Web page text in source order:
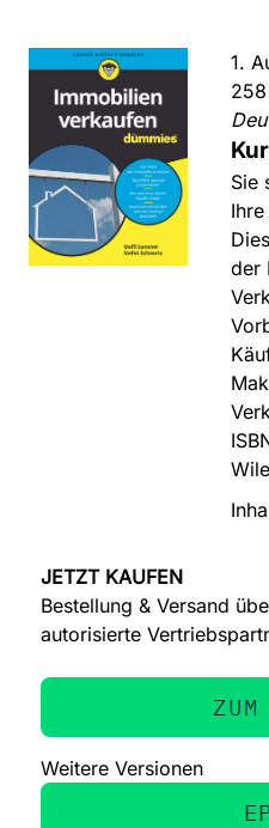
1.
Sie
der
JETZT KAUFEN
Bestellung & Versand
autorisierte
ZUM
Weitere Versionen